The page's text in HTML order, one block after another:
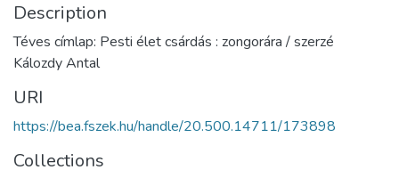
Description
Téves címlap: Pesti élet csárdás : zongorára / szerzé
Kálozdy Antal
URI
https://bea.fszek.hu/handle/20.500.14711/173898
Collections